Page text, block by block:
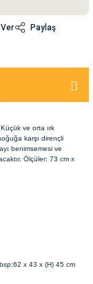
Paylaş
ve orta ırk
karşı dirençli
benimsemesi ve
Ölçüler: 73 cm x
x 43 x (H) 45 cm